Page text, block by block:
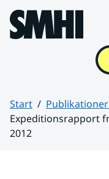
Hoppa till sidans innehåll
Start
Expeditionsrapport
2012